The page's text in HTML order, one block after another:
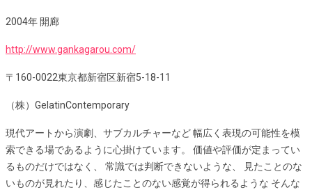
2004年 開廊
http://www.gankagarou.com/
〒160-0022東京都新宿区新宿5-18-11
（株）GelatinContemporary
現代アートから演劇、サブカルチャーなど 幅広く表現の可能性を模
索できる場であるように心掛けています。 価値や評価が定まってい
るものだけではなく、 常識では判断できないような、 見たことのな
いものが見れたり、感じたことのない感覚が得られるような そんな